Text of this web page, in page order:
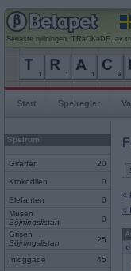
Senaste rullningen, TRaCKaDE, av
Start Spelregler
Spelrum
Giraffen 20
Krokodilen 0
Elefanten
0
Musen
Böjningslistan
0
Grisen
Böjningslistan
25
Inloggade 45
«
«